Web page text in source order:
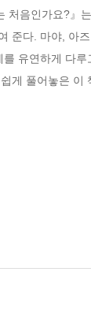
처음인가요?』
준다. 마야, 아
유연하게 다
게 풀어놓은 이